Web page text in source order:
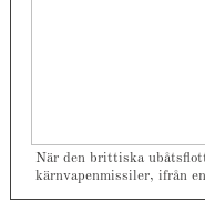
När den brittiska
kärnvapenmissiler, ifrån